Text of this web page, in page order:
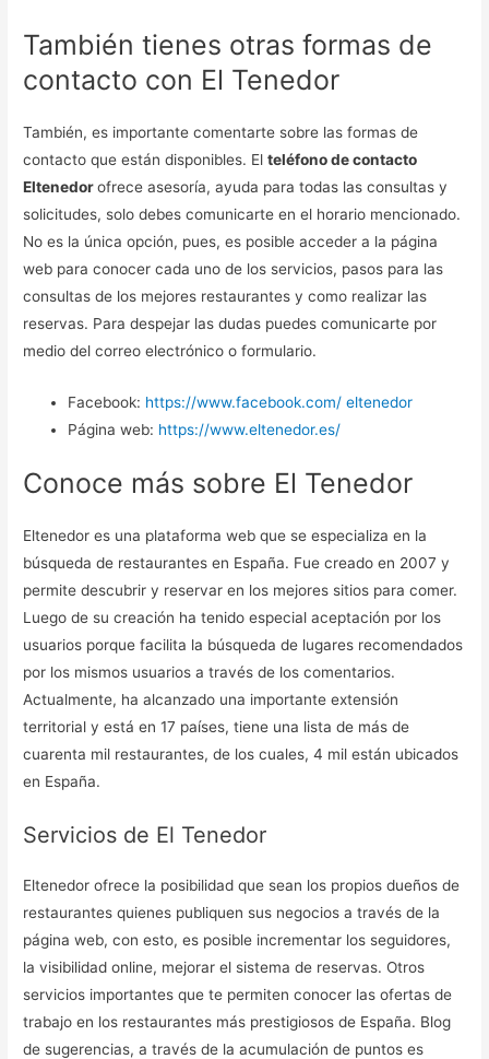
También tienes otras formas de
contacto con El Tenedor
También, es importante comentarte sobre las formas de
contacto que están disponibles. Elteléfono de contacto
Eltenedorofrece asesoría, ayuda para todas las consultas y
solicitudes, solo debes comunicarte en el horario mencionado.
No es la única opción, pues, es posible acceder a la página
web para conocer cada uno de los servicios, pasos para las
consultas de los mejores restaurantes y como realizar las
reservas. Para despejar las dudas puedes comunicarte por
medio del correo electrónico o formulario.
Facebook: https://www.facebook.com/ eltenedor
Página web: https://www.eltenedor.es/
Conoce más sobre El Tenedor
Eltenedor es una plataforma web que se especializa en la
búsqueda de restaurantes en España. Fue creado en 2007 y
permite descubrir y reservar en los mejores sitios para comer.
Luego de su creación ha tenido especial aceptación por los
usuarios porque facilita la búsqueda de lugares recomendados
por los mismos usuarios a través de los comentarios.
Actualmente, ha alcanzado una importante extensión
territorial y está en 17 países, tiene una lista de más de
cuarenta mil restaurantes, de los cuales, 4 mil están ubicados
en España.
Servicios de El Tenedor
Eltenedor ofrece la posibilidad que sean los propios dueños de
restaurantes quienes publiquen sus negocios a través de la
página web, con esto, es posible incrementar los seguidores,
la visibilidad online, mejorar el sistema de reservas. Otros
servicios importantes que te permiten conocer las ofertas de
trabajo en los restaurantes más prestigiosos de España. Blog
de sugerencias, a través de la acumulación de puntos es